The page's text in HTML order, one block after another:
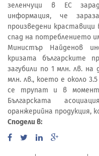
зеленчуци в ЕС
информация, че
произведени
спад на потреблението
Министър Найденов
кризата българските
загубили по 1 млн. лв.
млн. лв., което е около
се трупат и в
Българската
оранжерийна продукция,
Сподели в: